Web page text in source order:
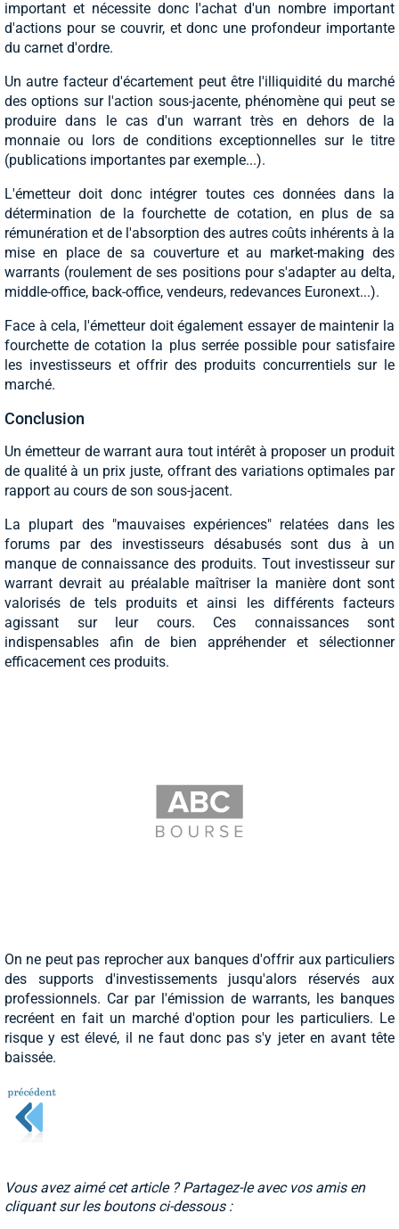
important et nécessite donc l'achat d'un nombre important
d'actions pour se couvrir, et donc une profondeur importante
du carnet d'ordre.
Un autre facteur d'écartement peut être l'illiquidité du marché
des options sur l'action sous-jacente, phénomène qui peut se
produire dans le cas d'un warrant très en dehors de la
monnaie ou lors de conditions exceptionnelles sur le titre
(publications importantes par exemple...).
L'émetteur doit donc intégrer toutes ces données dans la
détermination de la fourchette de cotation, en plus de sa
rémunération et de l'absorption des autres coûts inhérents à la
mise en place de sa couverture et au market-making des
warrants (roulement de ses positions pour s'adapter au delta,
middle-office, back-office, vendeurs, redevances Euronext...).
Face à cela, l'émetteur doit également essayer de maintenir la
fourchette de cotation la plus serrée possible pour satisfaire
les investisseurs et offrir des produits concurrentiels sur le
marché.
Conclusion
Un émetteur de warrant aura tout intérêt à proposer un produit
de qualité à un prix juste, offrant des variations optimales par
rapport au cours de son sous-jacent.
La plupart des "mauvaises expériences" relatées dans les
forums par des investisseurs désabusés sont dus à un
manque de connaissance des produits. Tout investisseur sur
warrant devrait au préalable maîtriser la manière dont sont
valorisés de tels produits et ainsi les différents facteurs
agissant sur leur cours. Ces connaissances sont
indispensables afin de bien appréhender et sélectionner
efficacement ces produits.
On ne peut pas reprocher aux banques d'offrir aux particuliers
des supports d'investissements jusqu'alors réservés aux
professionnels. Car par l'émission de warrants, les banques
recréent en fait un marché d'option pour les particuliers. Le
risque y est élevé, il ne faut donc pas s'y jeter en avant tête
baissée.
Vous avez aimé cet article ? Partagez-le avec vos amis en
cliquant sur les boutons ci-dessous :